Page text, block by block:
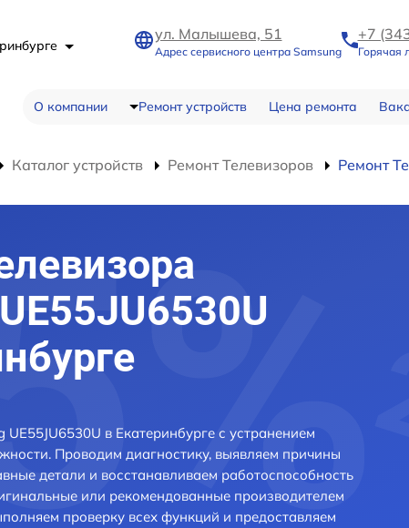
ул. Малышева, 51
Адрес сервисного центра Samsung
+7
Горячая
О компании Ремонт устройств Цена ремонта
Каталог устройств Ремонт Телевизоров Ремонт
в Екатеринбурге с устранением
Проводим диагностику, выявляем причины
детали и восстанавливаем работоспособность
или рекомендованные производителем
проверку всех функций и предоставляем